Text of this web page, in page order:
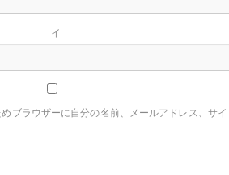
ブラウザーに自分の名前、メールアドレス、サ